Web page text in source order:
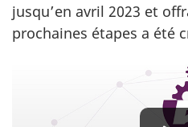
jusqu’en avril 2023 et
prochaines étapes a été